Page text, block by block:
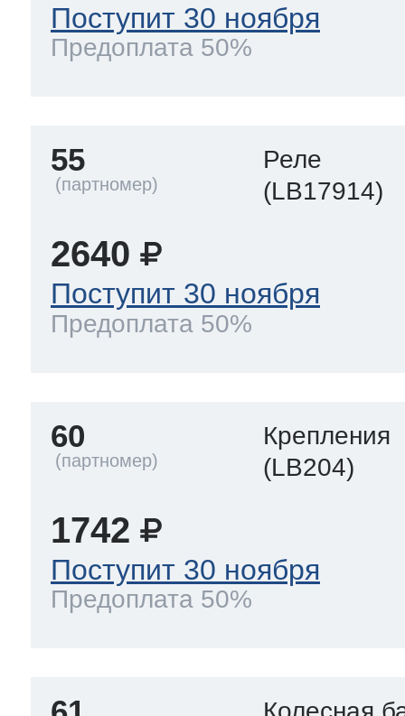
Поступит 30 ноября
Предоплата 50%
55
Реле
(LB17914)
2640
Поступит 30 ноября
Предоплата 50%
60
Крепления
(LB204)
1742
Поступит 30 ноября
Предоплата 50%